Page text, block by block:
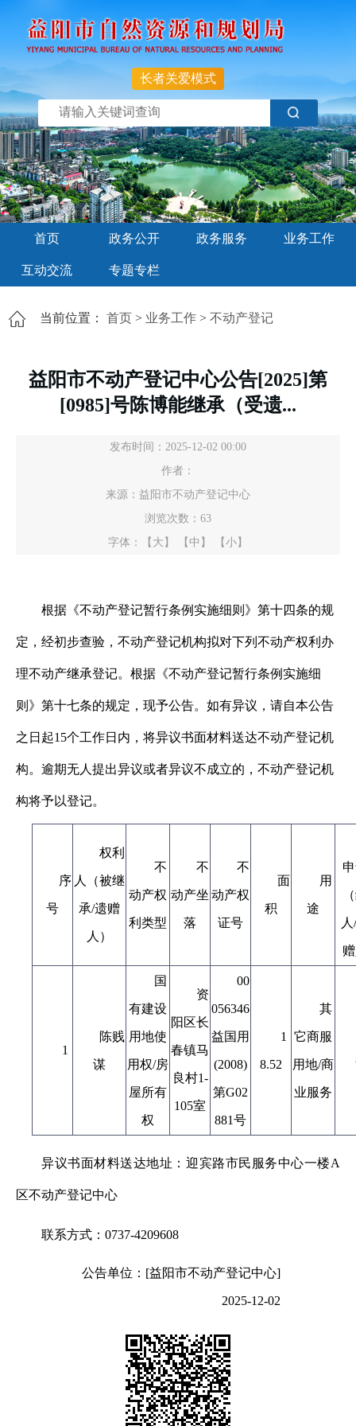
长者关爱模式
首页 政务公开 政务服务 业务工作
互动交流 专题专栏
当前位置： 首页 > 业务工作 > 不动产登记
益阳市不动产登记中心公告[2025]第
[0985]号陈博能继承（受遗...
发布时间：2025-12-02 00:00
作者：
来源：益阳市不动产登记中心
浏览次数： 63
字体：
【大】 【中】 【小】
根据《不动产登记暂行条例实施细则》第十四条的规
定，经初步查验，不动产登记机构拟对下列不动产权利办
理不动产继承登记。根据《不动产登记暂行条例实施细
则》第十七条的规定，现予公告。如有异议，请自本公告
之日起15个工作日内，将异议书面材料送达不动产登记机
构。逾期无人提出异议或者异议不成立的，不动产登记机
构将予以登记。
序
号
权利
人（被继
承/遗赠
人）
不
动产权
利类型
不
动产坐
落
不
动产权
证号
面
积
用
途
1
陈贱
谋
国
有建设
用地使
用权/房
屋所有
权
资
阳区长
春镇马
良村1-
105室
00
056346
益国用
(2008)
第G02
881号
1
8.52
其
它商服
用地/商
业服务
异议书面材料送达地址：迎宾路市民服务中心一楼A
区不动产登记中心
联系方式：0737-4209608
公告单位：[益阳市不动产登记中心]
2025-12-02